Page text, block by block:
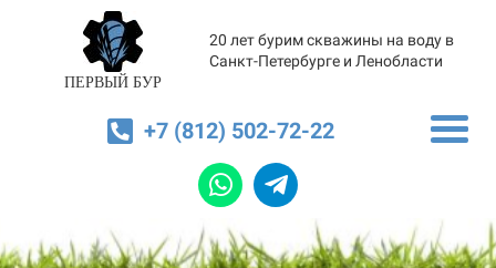
ПЕРВЫЙ БУР
20 лет бурим скважины на воду в
Санкт-Петербурге и Ленобласти
+7 (812) 502-72-22